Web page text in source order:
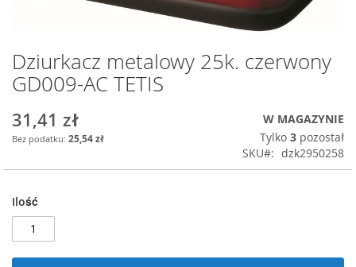
Przejdź
na
początek
Dziurkacz metalowy 25k. czerwony
GD009-AC TETIS
31,41 zł
25,54 zł
W MAGAZYNIE
Tylko 3 pozostał
SKU
dzk2950258
Ilość